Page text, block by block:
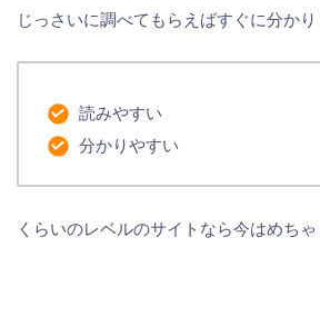
じっさいに調べてもらえばすぐに分か
読みやすい
分かりやすい
くらいのレベルのサイトなら今はめちゃ